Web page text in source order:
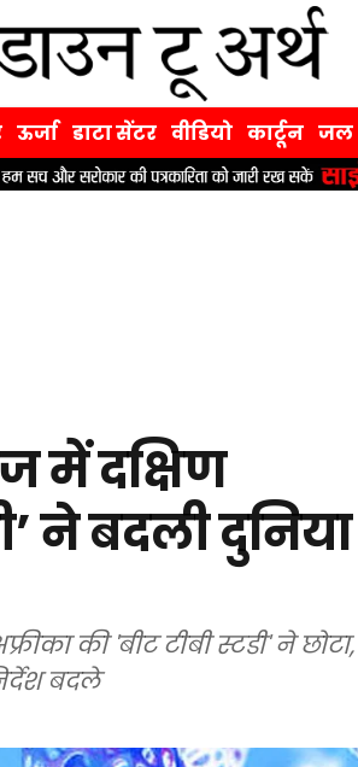
ऊर्जा डाटा सेंटर वीडियो कार्टून जल
में दक्षिण
ने बदली दुनिया
की 'बीट टीबी स्टडी' ने छोटा,
बदले